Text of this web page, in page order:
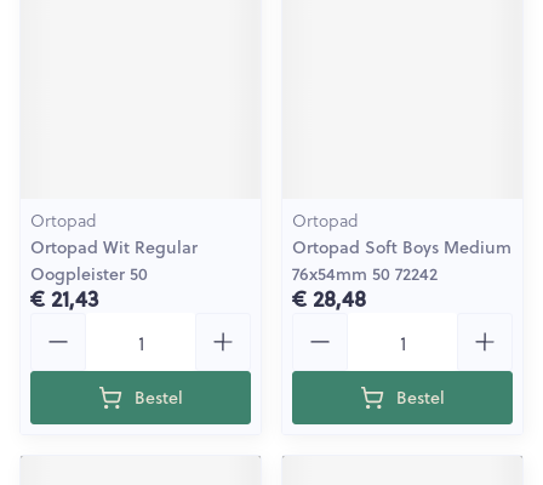
Ortopad
Ortopad Wit Regular
Oogpleister 50
€ 21,43
Bestel
Ortopad
Ortopad Soft Boys Medium
76x54mm 50 72242
€ 28,48
Bestel